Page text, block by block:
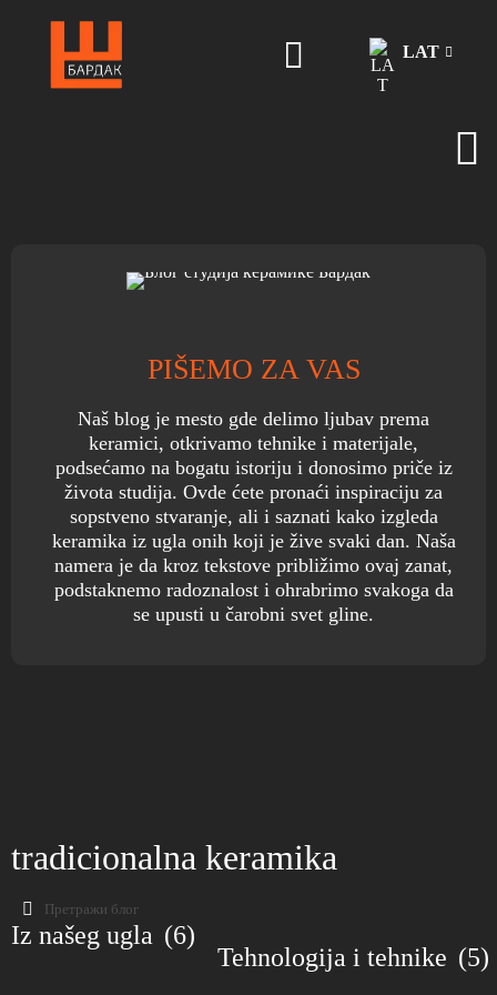
LAT
PIŠEMO ZA VAS
Naš blog je mesto gde delimo ljubav prema
keramici, otkrivamo tehnike i materijale,
podsećamo na bogatu istoriju i donosimo priče iz
života studija. Ovde ćete pronaći inspiraciju za
sopstveno stvaranje, ali i saznati kako izgleda
keramika iz ugla onih koji je žive svaki dan. Naša
namera je da kroz tekstove približimo ovaj zanat,
podstaknemo radoznalost i ohrabrimo svakoga da
se upusti u čarobni svet gline.
ISTORIJA I TRADICIJA KERAMIKE
168 PREGLEDA
ISTORIJA I TRADICIJA KERAMIKE
Grnčarija - Terakota
САША МАТИЋ
TEHNOLOGIJA I TEHNIKE
Stari tipovi glazura kroz istoriju
САША МАТИЋ
TEHNOLOGIJA I TEHNIKE 155 PREGLEDA
tradicionalna keramika
Iz našeg ugla (6)
Tehnologija i tehnike (5)